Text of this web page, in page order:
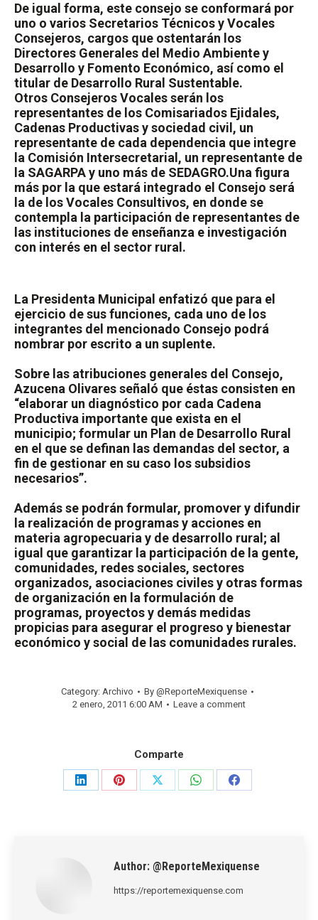
De igual forma, este consejo se conformará por
uno o varios Secretarios Técnicos y Vocales
Consejeros, cargos que ostentarán los
Directores Generales del Medio Ambiente y
Desarrollo y Fomento Económico, así como el
titular de Desarrollo Rural Sustentable.
Otros Consejeros Vocales serán los
representantes de los Comisariados Ejidales,
Cadenas Productivas y sociedad civil, un
representante de cada dependencia que integre
la Comisión Intersecretarial, un representante de
la SAGARPA y uno más de SEDAGRO.Una figura
más por la que estará integrado el Consejo será
la de los Vocales Consultivos, en donde se
contempla la participación de representantes de
las instituciones de enseñanza e investigación
con interés en el sector rural.
La Presidenta Municipal enfatizó que para el
ejercicio de sus funciones, cada uno de los
integrantes del mencionado Consejo podrá
nombrar por escrito a un suplente.
Sobre las atribuciones generales del Consejo,
Azucena Olivares señaló que éstas consisten en
“elaborar un diagnóstico por cada Cadena
Productiva importante que exista en el
municipio; formular un Plan de Desarrollo Rural
en el que se definan las demandas del sector, a
fin de gestionar en su caso los subsidios
necesarios”.
Además se podrán formular, promover y difundir
la realización de programas y acciones en
materia agropecuaria y de desarrollo rural; al
igual que garantizar la participación de la gente,
comunidades, redes sociales, sectores
organizados, asociaciones civiles y otras formas
de organización en la formulación de
programas, proyectos y demás medidas
propicias para asegurar el progreso y bienestar
económico y social de las comunidades rurales.
Category: Archivo By @ReporteMexiquense
2 enero, 2011 6:00 AM
Leave a comment
Comparte
Share
Share
Share
Share
Share
Author: @ReporteMexiquense
https://reportemexiquense.com